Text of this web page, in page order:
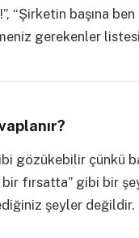
“Şirketin başına
gerekenler
gözükebilir çünkü
fırsatta” gibi bir
şeyler değildir.